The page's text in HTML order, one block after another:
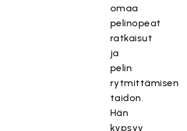
omaa
pelinopeat
ratkaisut
ja
pelin
rytmittämisen
taidon.
Hän
kypsyy